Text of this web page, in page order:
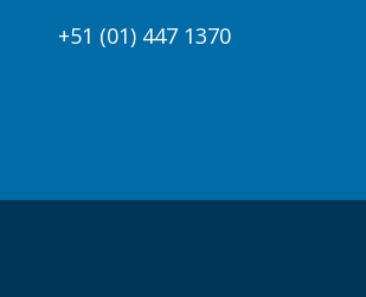
+51 (01) 447 1370